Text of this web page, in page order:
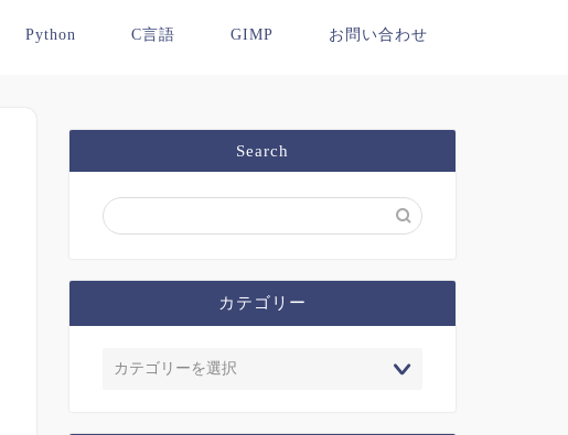
Python C言語 GIMP お問い合わせ
Search
カテゴリー